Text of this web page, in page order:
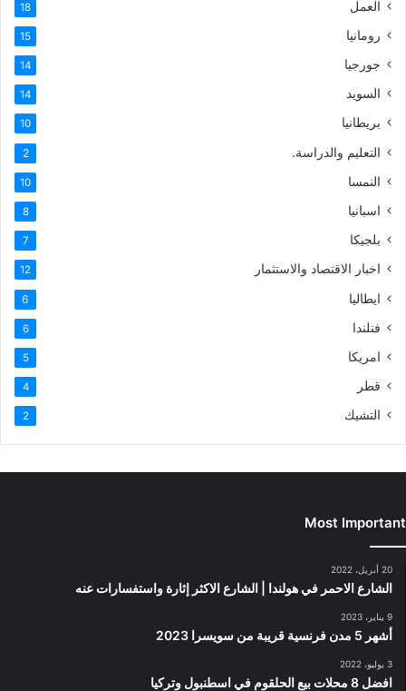
العمل 18
رومانيا 15
جورجيا 14
السويد 14
بريطانيا 10
التعليم والدراسة. 2
النمسا 10
اسبانيا 8
بلجيكا 7
اخبار الاقتصاد والاستثمار 12
ايطاليا 6
فنلندا 6
امريكا 5
قطر 4
التشيك 2
Most Important
20 أبريل، 2022
الشارع الاحمر في هولندا | الشارع الاكثر إثارة واستفسارات عنه
9 يناير، 2023
أشهر 5 مدن فرنسية قريبة من سويسرا 2023
3 يوليو، 2022
افضل 8 محلات بيع الحلقوم في اسطنبول وتركيا